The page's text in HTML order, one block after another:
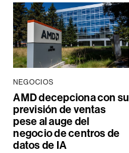
NEGOCIOS
AMD decepciona con su
previsión de ventas
pese al auge del
negocio de centros de
datos de IA